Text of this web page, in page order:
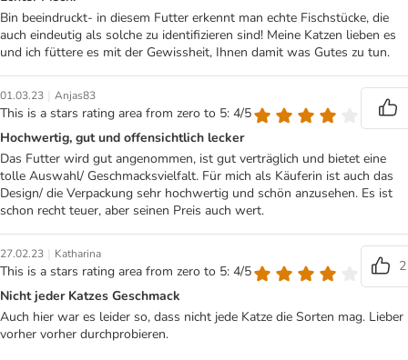
Bin beeindruckt- in diesem Futter erkennt man echte Fischstücke, die
auch eindeutig als solche zu identifizieren sind! Meine Katzen lieben es
und ich füttere es mit der Gewissheit, Ihnen damit was Gutes zu tun.
01.03.23 | Anjas83
This is a stars rating area from zero to 5: 4/5
Hochwertig, gut und offensichtlich lecker
Das Futter wird gut angenommen, ist gut verträglich und bietet eine
tolle Auswahl/ Geschmacksvielfalt. Für mich als Käuferin ist auch das
Design/ die Verpackung sehr hochwertig und schön anzusehen. Es ist
schon recht teuer, aber seinen Preis auch wert.
27.02.23 | Katharina
This is a stars rating area from zero to 5: 4/5
2
Nicht jeder Katzes Geschmack
Auch hier war es leider so, dass nicht jede Katze die Sorten mag. Lieber
vorher vorher durchprobieren.